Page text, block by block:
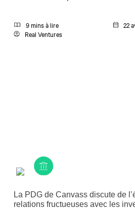
9 mins à lire
22
Real Ventures
La PDG de Canvass discute de
relations fructueuses avec les